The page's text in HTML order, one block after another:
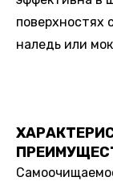
поверхностях
наледь или